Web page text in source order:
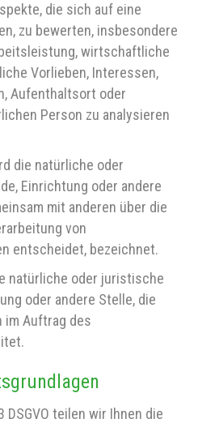
die sich auf eine
zu bewerten, insbesondere
wirtschaftliche
Vorlieben, Interessen,
Aufenthaltsort oder
Person zu analysieren
die natürliche oder
Einrichtung oder andere
mit anderen über die
von
entscheidet, bezeichnet.
natürliche oder juristische
oder andere Stelle, die
im Auftrag des
DSGVO teilen wir Ihnen die